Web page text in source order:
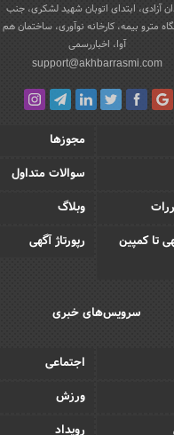
آزادی، ابتدای اتوبان شهید لشکری، جنب
مترو بیمه، کارخانه نوآوری، ساختمان هم
آوا، اخباررسمی
support@akhbarrasmi.com
مجوزها
سوالات متداول
وبلاگ
تا کمپین
رپورتاژ آگهی
سرویس‌های خبری
اجتماعی
ورزش
رویداد